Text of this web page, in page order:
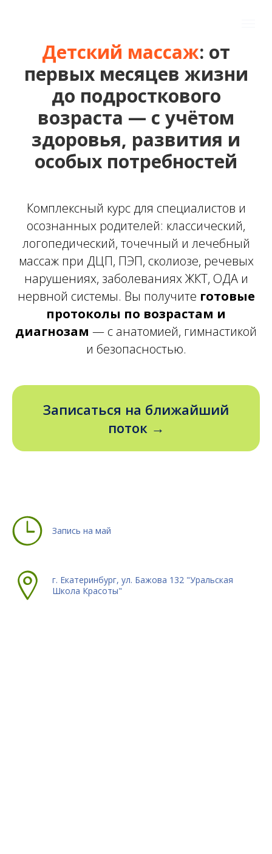
Детский массаж: от
первых месяцев жизни
до подросткового
возраста — с учётом
здоровья, развития и
особых потребностей
Комплексный курс для специалистов и
осознанных родителей: классический,
логопедический, точечный и лечебный
массаж при ДЦП, ПЭП, сколиозе, речевых
нарушениях, заболеваниях ЖКТ, ОДА и
нервной системы. Вы получите готовые
протоколы по возрастам и
диагнозам — с анатомией, гимнастикой
и безопасностью.
Записаться на ближайший
поток →
Запись на май
г. Екатеринбург, ул. Бажова 132 "Уральская
Школа Красоты"